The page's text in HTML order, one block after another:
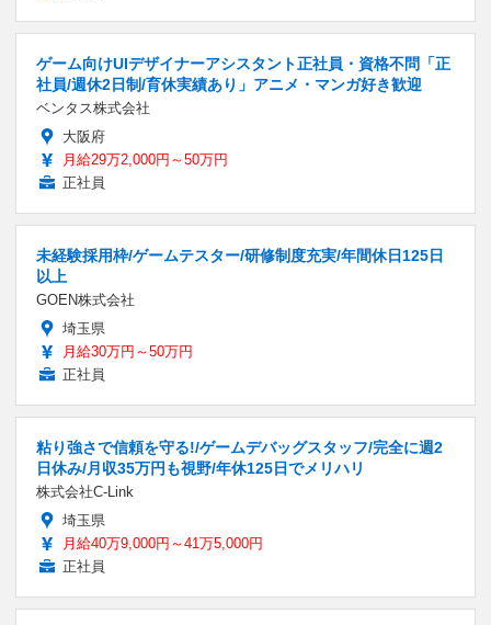
ゲーム向けUIデザイナーアシスタント正社員・資格不問「正
社員/週休2日制/育休実績あり」アニメ・マンガ好き歓迎
ベンタス株式会社
大阪府
月給29万2,000円～50万円
正社員
未経験採用枠/ゲームテスター/研修制度充実/年間休日125日
以上
GOEN株式会社
埼玉県
月給30万円～50万円
正社員
粘り強さで信頼を守る!/ゲームデバッグスタッフ/完全に週2
日休み/月収35万円も視野/年休125日でメリハリ
株式会社C-Link
埼玉県
月給40万9,000円～41万5,000円
正社員